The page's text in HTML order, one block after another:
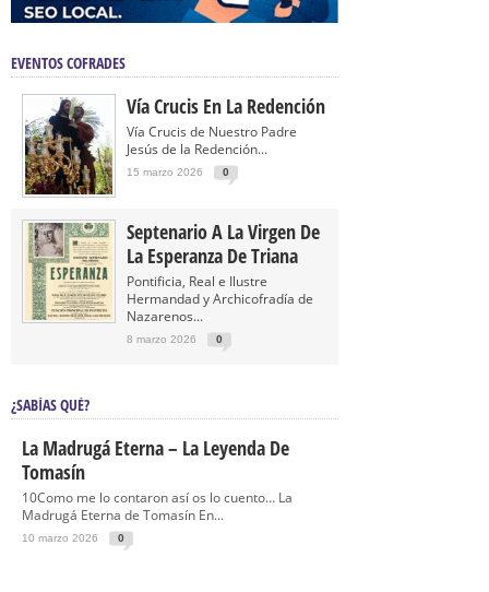
EVENTOS COFRADES
Vía Crucis En La Redención
Vía Crucis de Nuestro Padre
Jesús de la Redención...
15 marzo 2026 0
Septenario A La Virgen De
La Esperanza De Triana
Pontificia, Real e Ilustre
Hermandad y Archicofradía de
Nazarenos...
8 marzo 2026 0
¿SABÍAS QUÉ?
La Madrugá Eterna – La Leyenda De
Tomasín
10Como me lo contaron así os lo cuento… La
Madrugá Eterna de Tomasín En...
10 marzo 2026 0